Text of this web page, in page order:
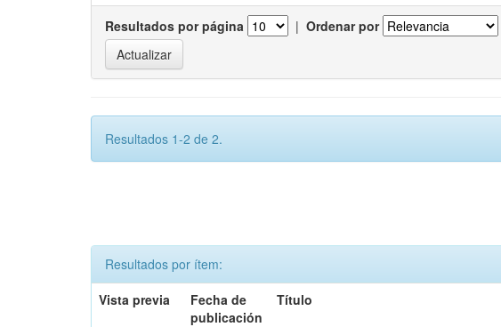
Resultados por página | Ordenar por
Resultados 1-2 de 2.
Resultados por ítem:
Vista previa
Fecha de
publicación
Título